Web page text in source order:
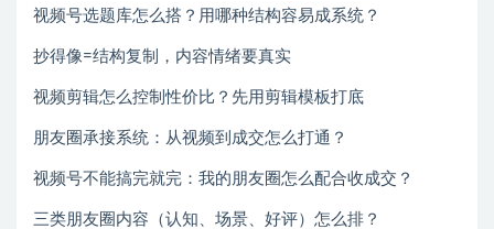
视频号选题库怎么搭？用哪种结构容易成系统？
抄得像=结构复制，内容情绪要真实
视频剪辑怎么控制性价比？先用剪辑模板打底
朋友圈承接系统：从视频到成交怎么打通？
视频号不能搞完就完：我的朋友圈怎么配合收成交？
三类朋友圈内容（认知、场景、好评）怎么排？